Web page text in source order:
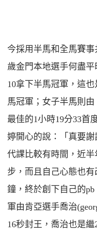
今採用半馬和全馬賽
歲金門本地選手何盡
10拿下半馬冠軍，這
馬冠軍；女子半馬則
最佳的1小時19分33首
婷開心的說：「真要
代課比較有時間，近
步，而且自己心態也
鐘，終於創下自己的
軍由肯亞選手喬治
16秒封王，喬治也是繼